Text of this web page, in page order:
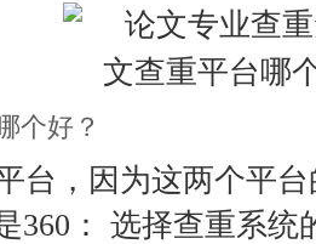
个好？
台，因为这两个平
360： 选择查重系统